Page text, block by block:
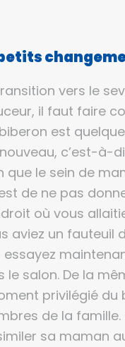
vers le
il faut faire
est
c’est-à-
que le sein de
de ne pas
où vous
aviez un fauteuil
le salon. De la
privilégié du
de la
sa maman